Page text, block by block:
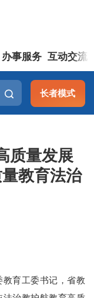
办事服务 互动交流
长者模式
质量发展
教育法治
育工委书记，省教